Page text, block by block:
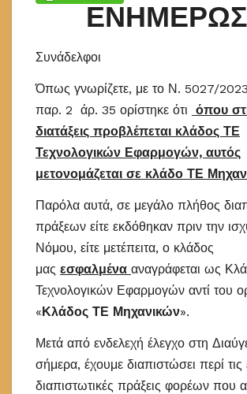
Συνάδελφοι
Όπως γνωρίζετε, με το Ν. 5027/
παρ. 2 άρ. 35 ορίστηκε ότι όπου
διατάξεις προβλέπεται κλάδος ΤΕ
Τεχνολογικών Εφαρμογών, αυτός
μετονομάζεται σε κλάδο ΤΕ
Παρόλα αυτά, σε μεγάλο πλήθος
πράξεων είτε εκδόθηκαν πριν την
Νόμου, είτε μετέπειτα, ο κλάδος
μας εσφαλμένα αναγράφεται ως
Τεχνολογικών Εφαρμογών αντί του
«Κλάδος ΤΕ Μηχανικών».
Μετά από ενδελεχή έλεγχο στη
σήμερα, έχουμε διαπιστώσει περί τις
διαπιστωτικές πράξεις φορέων που